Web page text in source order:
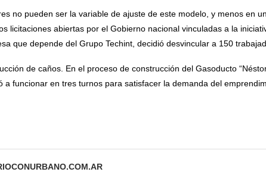
no pueden ser la variable de ajuste de este modelo, y menos en
licitaciones abiertas por el Gobierno nacional vinculadas a la
que depende del Grupo Techint, decidió desvincular a 150
de caños. En el proceso de construcción del Gasoducto
a funcionar en tres turnos para satisfacer la demanda del